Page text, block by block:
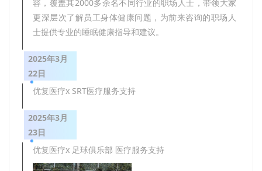
容，覆盖其2000多余名不同行业的职场人士，带领大家
更深层次了解员工身体健康问题，为前来咨询的职场人
士提供专业的睡眠健康指导和建议。
2025年3月
22日
优复医疗x SRT医疗服务支持
2025年3月
23日
优复医疗x 足球俱乐部 医疗服务支持